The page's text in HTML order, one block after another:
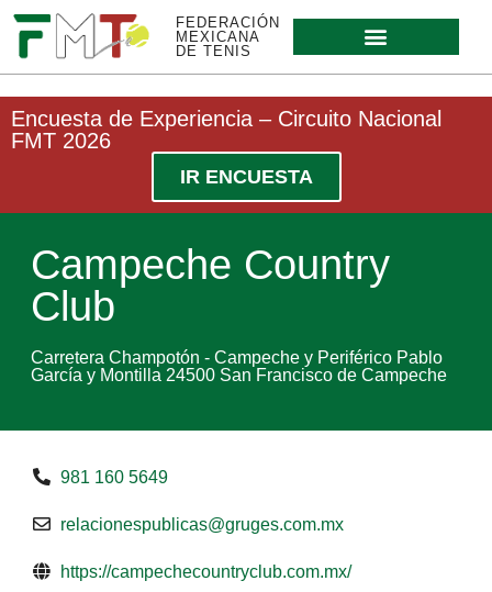
FEDERACIÓN
MEXICANA
DE TENIS
Encuesta de Experiencia – Circuito Nacional
FMT 2026
IR ENCUESTA
Campeche Country
Club
Carretera Champotón - Campeche y Periférico Pablo
García y Montilla 24500 San Francisco de Campeche
981 160 5649
relacionespublicas@gruges.com.mx
https://campechecountryclub.com.mx/